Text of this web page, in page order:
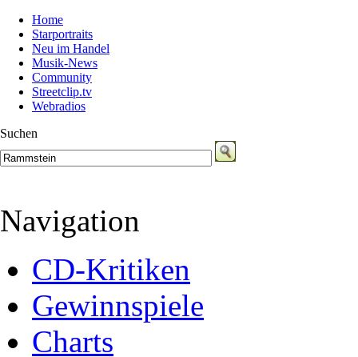
Home
Starportraits
Neu im Handel
Musik-News
Community
Streetclip.tv
Webradios
Suchen
Navigation
CD-Kritiken
Gewinnspiele
Charts